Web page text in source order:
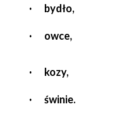
· bydło,
· owce,
· kozy,
· świnie.